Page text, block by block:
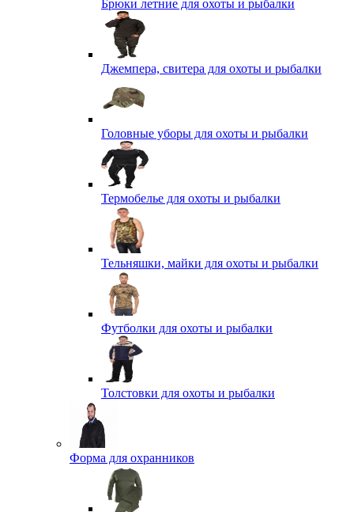
Брюки летние для охоты и рыбалки
Джемпера, свитера для охоты и рыбалки
Головные уборы для охоты и рыбалки
Термобелье для охоты и рыбалки
Тельняшки, майки для охоты и рыбалки
Футболки для охоты и рыбалки
Толстовки для охоты и рыбалки
Форма для охранников